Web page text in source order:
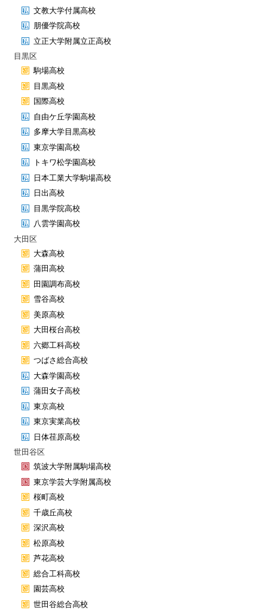
文教大学付属高校
朋優学院高校
立正大学附属立正高校
目黒区
駒場高校
目黒高校
国際高校
自由ケ丘学園高校
多摩大学目黒高校
東京学園高校
トキワ松学園高校
日本工業大学駒場高校
日出高校
目黒学院高校
八雲学園高校
大田区
大森高校
蒲田高校
田園調布高校
雪谷高校
美原高校
大田桜台高校
六郷工科高校
つばさ総合高校
大森学園高校
蒲田女子高校
東京高校
東京実業高校
日体荏原高校
世田谷区
筑波大学附属駒場高校
東京学芸大学附属高校
桜町高校
千歳丘高校
深沢高校
松原高校
芦花高校
総合工科高校
園芸高校
世田谷総合高校